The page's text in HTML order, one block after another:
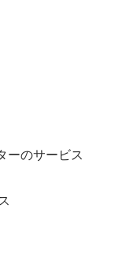
ーのサービス